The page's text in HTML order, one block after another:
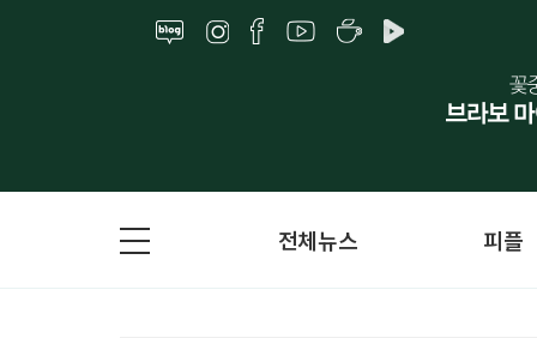
전체뉴스 피플